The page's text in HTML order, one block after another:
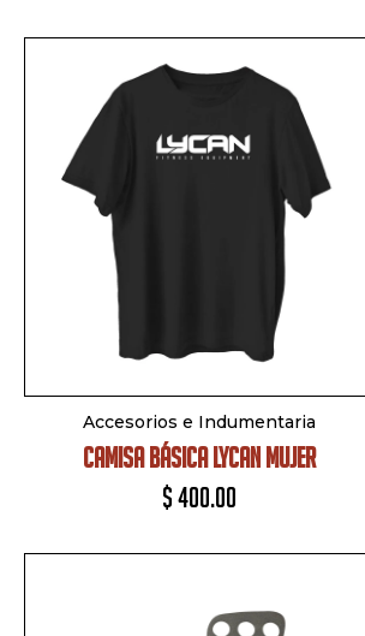
Accesorios e Indumentaria
CAMISA BÁSICA LYCAN MUJER
$400.00